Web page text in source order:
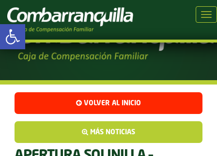
Abrir barra de herramientas
VOLVER AL INICIO
MÁS NOTICIAS